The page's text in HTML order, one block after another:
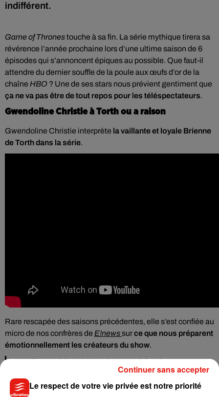
indifférent.
Game of Thronestouche à sa fin. La série mythique tirera sa
révérence l’année prochaine lors d’une ultime saison de 6
épisodes qui s’annoncent épiques au possible. Que faut-il
attendre du dernier souffle de la poule aux œufs d’or de la
chaîne HBO ? Une de ses stars nous prévient gentiment que
ça ne va pas être de tout repos pour les téléspectateurs.
Gwendoline Christie à Torth ou a raison
Gwendoline Christie interprète la vaillante et loyale Brienne
de Torth dans la série.
Rare rescapée des saisons précédentes, elle s’est confiée au
micro de nos confrères de E!newssurce que nous préparent
émotionnellement les créateurs du show.
Vous allez avoir besoin de suivre une thérapie.
L’actrice britannique a également conscience de
show va lui manquer.
Le respect de votre vie privée est notre priorité
Continuer sans accepter